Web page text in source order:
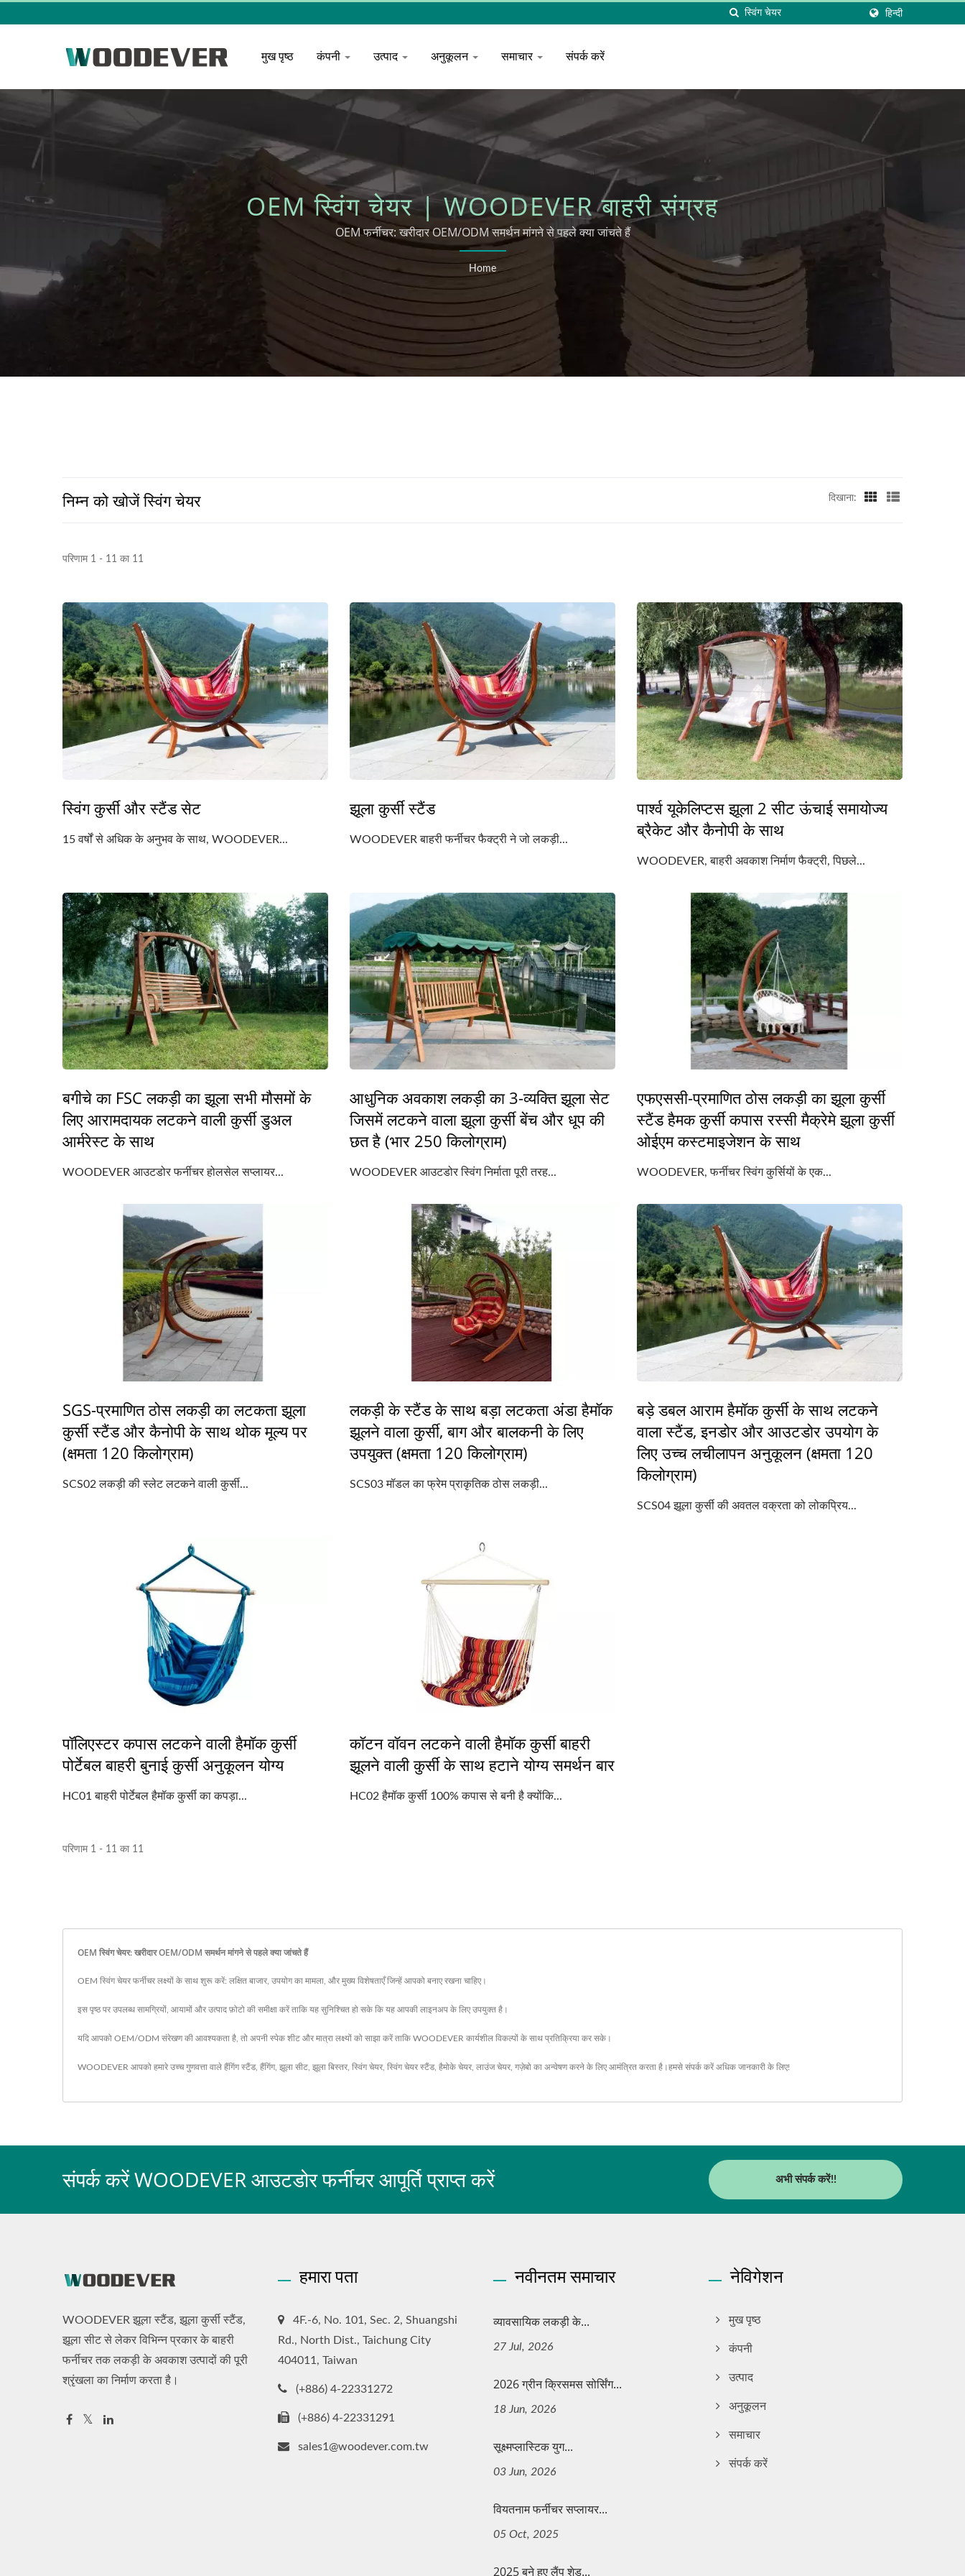
हिन्दी
मुख पृष्ठ कंपनी उत्पाद अनुकूलन समाचार संपर्क करें
OEM स्विंग चेयर | WOODEVER बाहरी संग्रह
OEM फर्नीचर: खरीदार OEM/ODM समर्थन मांगने से पहले क्या जांचते हैं
Home
निम्न को खोजें स्विंग चेयर दिखाना:
परिणाम 1 - 11 का 11
स्विंग कुर्सी और स्टैंड सेट
15 वर्षों से अधिक के अनुभव के साथ, WOODEVER...
झूला कुर्सी स्टैंड
WOODEVER बाहरी फर्नीचर फैक्ट्री ने जो लकड़ी...
पार्श्व यूकेलिप्टस झूला 2 सीट ऊंचाई समायोज्य
ब्रैकेट और कैनोपी के साथ
WOODEVER, बाहरी अवकाश निर्माण फैक्ट्री, पिछले...
बगीचे का FSC लकड़ी का झूला सभी मौसमों के
लिए आरामदायक लटकने वाली कुर्सी डुअल
आर्मरेस्ट के साथ
WOODEVER आउटडोर फर्नीचर होलसेल सप्लायर...
आधुनिक अवकाश लकड़ी का 3-व्यक्ति झूला सेट
जिसमें लटकने वाला झूला कुर्सी बेंच और धूप की
छत है (भार 250 किलोग्राम)
WOODEVER आउटडोर स्विंग निर्माता पूरी तरह...
एफएससी-प्रमाणित ठोस लकड़ी का झूला कुर्सी
स्टैंड हैमक कुर्सी कपास रस्सी मैक्रेमे झूला कुर्सी
ओईएम कस्टमाइजेशन के साथ
WOODEVER, फर्नीचर स्विंग कुर्सियों के एक...
SGS-प्रमाणित ठोस लकड़ी का लटकता झूला
कुर्सी स्टैंड और कैनोपी के साथ थोक मूल्य पर
(क्षमता 120 किलोग्राम)
SCS02 लकड़ी की स्लेट लटकने वाली कुर्सी...
लकड़ी के स्टैंड के साथ बड़ा लटकता अंडा हैमॉक
झूलने वाला कुर्सी, बाग और बालकनी के लिए
उपयुक्त (क्षमता 120 किलोग्राम)
SCS03 मॉडल का फ्रेम प्राकृतिक ठोस लकड़ी...
बड़े डबल आराम हैमॉक कुर्सी के साथ लटकने
वाला स्टैंड, इनडोर और आउटडोर उपयोग के
लिए उच्च लचीलापन अनुकूलन (क्षमता 120
किलोग्राम)
SCS04 झूला कुर्सी की अवतल वक्रता को लोकप्रिय...
पॉलिएस्टर कपास लटकने वाली हैमॉक कुर्सी
पोर्टेबल बाहरी बुनाई कुर्सी अनुकूलन योग्य
HC01 बाहरी पोर्टेबल हैमॉक कुर्सी का कपड़ा...
कॉटन वॉवन लटकने वाली हैमॉक कुर्सी बाहरी
झूलने वाली कुर्सी के साथ हटाने योग्य समर्थन बार
HC02 हैमॉक कुर्सी 100% कपास से बनी है क्योंकि...
परिणाम 1 - 11 का 11
OEM स्विंग चेयर: खरीदार OEM/ODM समर्थन मांगने से पहले क्या जांचते हैं
OEM स्विंग चेयर फर्नीचर लक्ष्यों के साथ शुरू करें: लक्षित बाजार, उपयोग का मामला, और मुख्य विशेषताएँ जिन्हें आपको बनाए रखना चाहिए।
इस पृष्ठ पर उपलब्ध सामग्रियों, आयामों और उत्पाद फ़ोटो की समीक्षा करें ताकि यह सुनिश्चित हो सके कि यह आपकी लाइनअप के लिए उपयुक्त है।
यदि आपको OEM/ODM संरेखण की आवश्यकता है, तो अपनी स्पेक शीट और मात्रा लक्ष्यों को साझा करें ताकि WOODEVER कार्यशील विकल्पों के साथ प्रतिक्रिया कर सके।
WOODEVER आपको हमारे उच्च गुणवत्ता वाले हैंगिंग स्टैंड, हैंगिंग, झूला सीट झूला बिस्तर, स्विंग चेयर, स्विंग चेयर स्टैंड, हैमोके चेयर, लाउंज चेयर, गज़ेबो का अन्वेषण करने के लिए आमंत्रित करता है।हमसे संपर्क करेंअधिक जानकारी के लिए!
संपर्क करें WOODEVER आउटडोर फर्नीचर आपूर्ति प्राप्त करें अभी संपर्क करें!!
WOODEVER झूला स्टैंड, झूला कुर्सी स्टैंड,
झूला सीट से लेकर विभिन्न प्रकार के बाहरी
फर्नीचर तक लकड़ी के अवकाश उत्पादों की पूरी
श्रृंखला का निर्माण करता है।
हमारा पता
4F.-6, No. 101, Sec. 2, Shuangshi
Rd., North Dist., Taichung City
404011, Taiwan
(+886) 4-22331272
(+886) 4-22331291
sales1@woodever.com.tw
नवीनतम समाचार
व्यावसायिक लकड़ी के...
27 Jul, 2026
2026 ग्रीन क्रिसमस सोर्सिंग...
18 Jun, 2026
सूक्ष्मप्लास्टिक युग...
03 Jun, 2026
वियतनाम फर्नीचर सप्लायर...
05 Oct, 2025
2025 बुने हुए लैंप शेड...
नेविगेशन
मुख पृष्ठ
कंपनी
उत्पाद
अनुकूलन
समाचार
संपर्क करें